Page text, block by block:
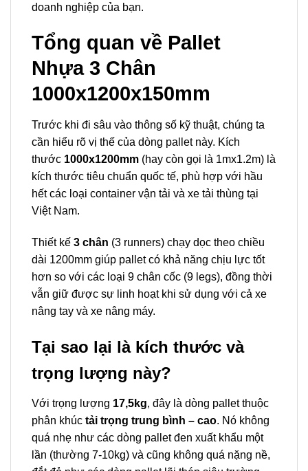
doanh nghiệp của bạn.
Tổng quan về Pallet
Nhựa 3 Chân
1000x1200x150mm
Trước khi đi sâu vào thông số kỹ thuật, chúng ta
cần hiểu rõ vị thế của dòng pallet này. Kích
thước 1000x1200mm (hay còn gọi là 1mx1.2m) là
kích thước tiêu chuẩn quốc tế, phù hợp với hầu
hết các loại container vận tải và xe tải thùng tại
Việt Nam.
Thiết kế 3 chân (3 runners) chạy dọc theo chiều
dài 1200mm giúp pallet có khả năng chịu lực tốt
hơn so với các loại 9 chân cốc (9 legs), đồng thời
vẫn giữ được sự linh hoạt khi sử dụng với cả xe
nâng tay và xe nâng máy.
Tại sao lại là kích thước và
trọng lượng này?
Với trọng lượng 17,5kg, đây là dòng pallet thuộc
phân khúc tải trọng trung bình – cao. Nó không
quá nhẹ như các dòng pallet đen xuất khẩu một
lần (thường 7-10kg) và cũng không quá nặng nề,